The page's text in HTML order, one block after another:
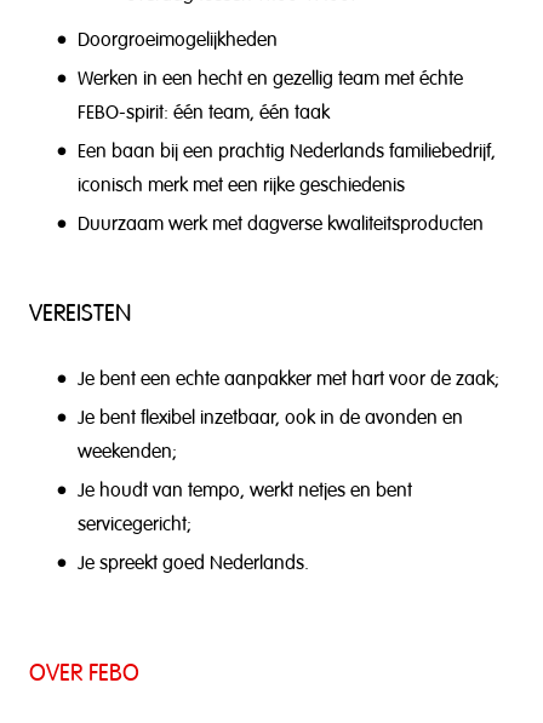
Doorgroeimogelijkheden
Werken in een hecht en gezellig team met échte
FEBO-spirit: één team, één taak
Een baan bij een prachtig Nederlands familiebedrijf,
iconisch merk met een rijke geschiedenis
Duurzaam werk met dagverse kwaliteitsproducten
VEREISTEN
Je bent een echte aanpakker met hart voor de zaak;
Je bent flexibel inzetbaar, ook in de avonden en
weekenden;
Je houdt van tempo, werkt netjes en bent
servicegericht;
Je spreekt goed Nederlands.
OVER FEBO